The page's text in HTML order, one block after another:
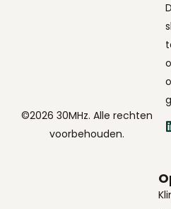
©2026 30MHz. Alle rechten
voorbehouden.